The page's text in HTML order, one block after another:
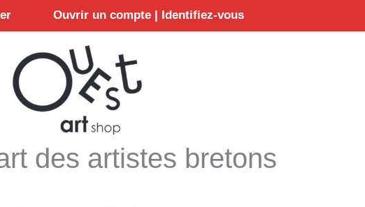
Ouvrir un compte | Identifiez-vous
des artistes bretons